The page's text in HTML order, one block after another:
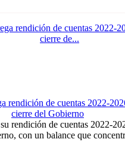
rendición de cuentas 2022-
cierre de...
rendición de cuentas 2022-
con un balance que